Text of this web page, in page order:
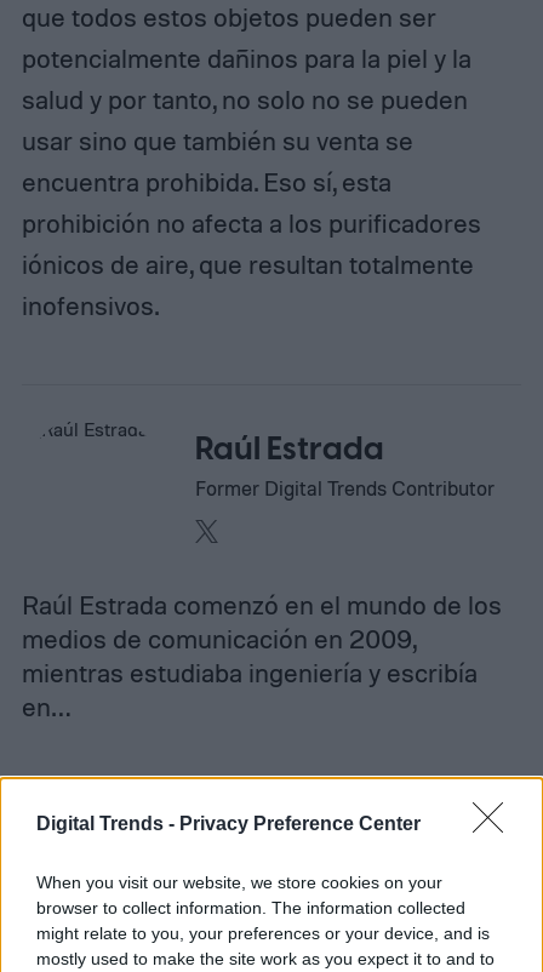
Digital Trends - Privacy Preference Center
When you visit our website, we store cookies on your
browser to collect information. The information collected
might relate to you, your preferences or your device, and is
mostly used to make the site work as you expect it to and to
que todos estos objetos pueden ser
potencialmente dañinos para la piel y la
salud y por tanto, no solo no se pueden
usar sino que también su venta se
encuentra prohibida. Eso sí, esta
prohibición no afecta a los purificadores
iónicos de aire, que resultan totalmente
inofensivos.
Raúl Estrada
Former Digital Trends Contributor
Raúl Estrada comenzó en el mundo de los
medios de comunicación en 2009,
mientras estudiaba ingeniería y escribía
en…
Topics
NoticiasHomepage